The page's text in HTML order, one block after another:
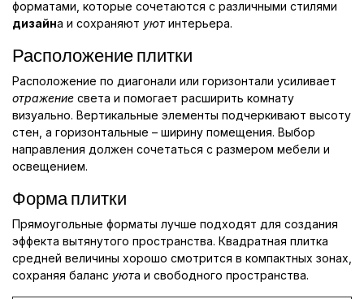
форматами, которые сочетаются с различными стилями
дизайна и сохраняют уют интерьера.
Расположение плитки
Расположение по диагонали или горизонтали усиливает
отражение света и помогает расширить комнату
визуально. Вертикальные элементы подчеркивают высоту
стен, а горизонтальные – ширину помещения. Выбор
направления должен сочетаться с размером мебели и
освещением.
Форма плитки
Прямоугольные форматы лучше подходят для создания
эффекта вытянутого пространства. Квадратная плитка
средней величины хорошо смотрится в компактных зонах,
сохраняя баланс уюта и свободного пространства.